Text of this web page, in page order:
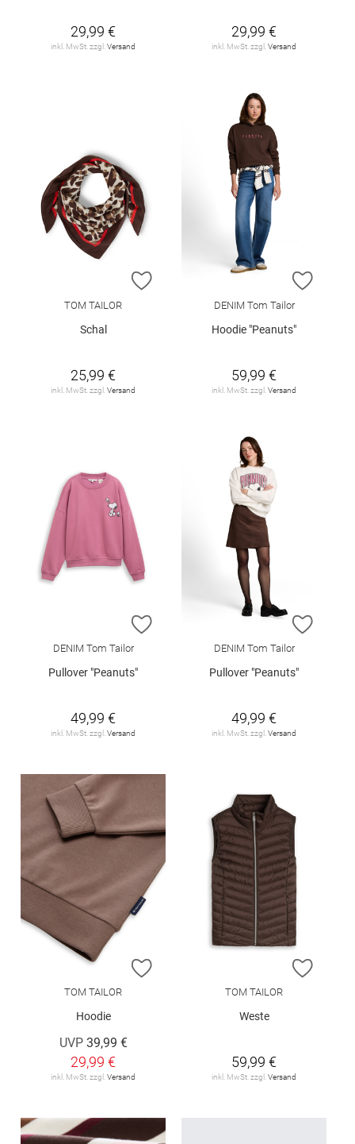
29,99 €
inkl. MwSt. zzgl. Versand
29,99 €
inkl. MwSt. zzgl. Versand
ZUR WUNSCHLISTE HINZUFÜGEN
TOM TAILOR
Schal
25,99 €
inkl. MwSt. zzgl. Versand
ZUR
DENIM Tom Tailor
Hoodie "Peanuts"
59,99 €
inkl. MwSt. zzgl. Versand
ZUR WUNSCHLISTE HINZUFÜGEN
DENIM Tom Tailor
Pullover "Peanuts"
49,99 €
inkl. MwSt. zzgl.Versand
ZUR
DENIM Tom Tailor
Pullover "Peanuts"
49,99 €
inkl. MwSt. zzgl.Versand
ZUR WUNSCHLISTE HINZUFÜGEN
TOM TAILOR
Hoodie
UVP 39,99 €
29,99 €
inkl. MwSt. zzgl.Versand
ZUR
TOM TAILOR
Weste
59,99 €
inkl. MwSt. zzgl.Versand